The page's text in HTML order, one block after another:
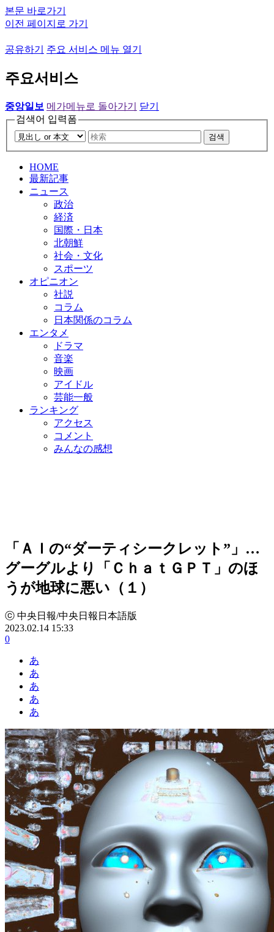
본문 바로가기
이전 페이지로 가기
공유하기 주요 서비스 메뉴 열기
주요서비스
중앙일보 메가메뉴로 돌아가기
닫기
검색어 입력폼
검색
HOME
最新記事
ニュース
政治
経済
国際・日本
北朝鮮
社会・文化
スポーツ
オピニオン
社説
コラム
日本関係のコラム
エンタメ
ドラマ
音楽
映画
アイドル
芸能一般
ランキング
アクセス
コメント
みんなの感想
「ＡＩの“ダーティシークレット”」…
グーグルより「ＣｈａｔＧＰＴ」のほ
うが地球に悪い（１）
ⓒ 中央日報/中央日報日本語版
2023.02.14 15:33
0
あ
あ
あ
あ
あ